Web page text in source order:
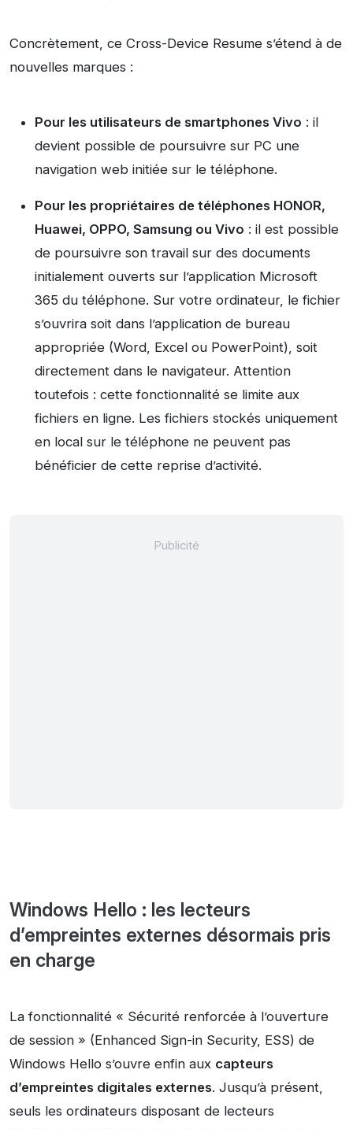
Concrètement, ce Cross-Device Resume s’étend à de
nouvelles marques :
Pour les utilisateurs de smartphones Vivo : il
devient possible de poursuivre sur PC une
navigation web initiée sur le téléphone.
Pour les propriétaires de téléphones HONOR,
Huawei, OPPO, Samsung ou Vivo : il est possible
de poursuivre son travail sur des documents
initialement ouverts sur l’application Microsoft
365 du téléphone. Sur votre ordinateur, le fichier
s’ouvrira soit dans l’application de bureau
appropriée (Word, Excel ou PowerPoint), soit
directement dans le navigateur. Attention
toutefois : cette fonctionnalité se limite aux
fichiers en ligne. Les fichiers stockés uniquement
en local sur le téléphone ne peuvent pas
bénéficier de cette reprise d’activité.
Windows Hello : les lecteurs
d’empreintes externes désormais pris
en charge
La fonctionnalité « Sécurité renforcée à l’ouverture
de session » (Enhanced Sign-in Security, ESS) de
Windows Hello s’ouvre enfin aux capteurs
d’empreintes digitales externes. Jusqu’à présent,
seuls les ordinateurs disposant de lecteurs